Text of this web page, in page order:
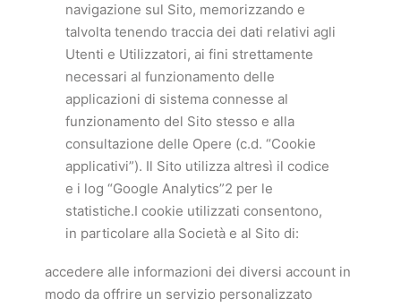
navigazione sul Sito, memorizzando e
talvolta tenendo traccia dei dati relativi agli
Utenti e Utilizzatori, ai fini strettamente
necessari al funzionamento delle
applicazioni di sistema connesse al
funzionamento del Sito stesso e alla
consultazione delle Opere (c.d. “Cookie
applicativi”). Il Sito utilizza altresì il codice
e i log “Google Analytics”2 per le
statistiche.I cookie utilizzati consentono,
in particolare alla Società e al Sito di:
accedere alle informazioni dei diversi account in
modo da offrire un servizio personalizzato